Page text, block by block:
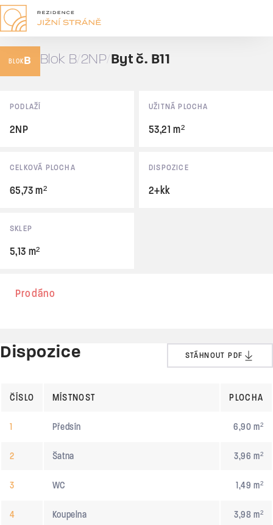
BLOKB Blok B 2NP Byt č. B11
Základní údaje
PODLAŽÍ
2NP
UŽITNÁ PLOCHA
53,21 m²
CELKOVÁ PLOCHA
65,73 m²
DISPOZICE
2+kk
SKLEP
5,13 m²
Prodáno
Dispozice STÁHNOUT PDF
ČÍSLO MÍSTNOST PLOCHA
1 Předsín 6,90 m²
2 Šatna 3,96 m²
3 WC 1,49 m²
4 Koupelna 3,98 m²
B11
65,73 m²
Prodáno